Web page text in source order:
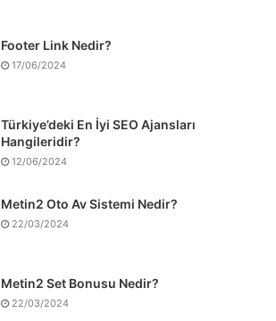
Footer Link Nedir?
17/06/2024
Türkiye’deki En İyi SEO Ajansları
Hangileridir?
12/06/2024
Metin2 Oto Av Sistemi Nedir?
22/03/2024
Metin2 Set Bonusu Nedir?
22/03/2024